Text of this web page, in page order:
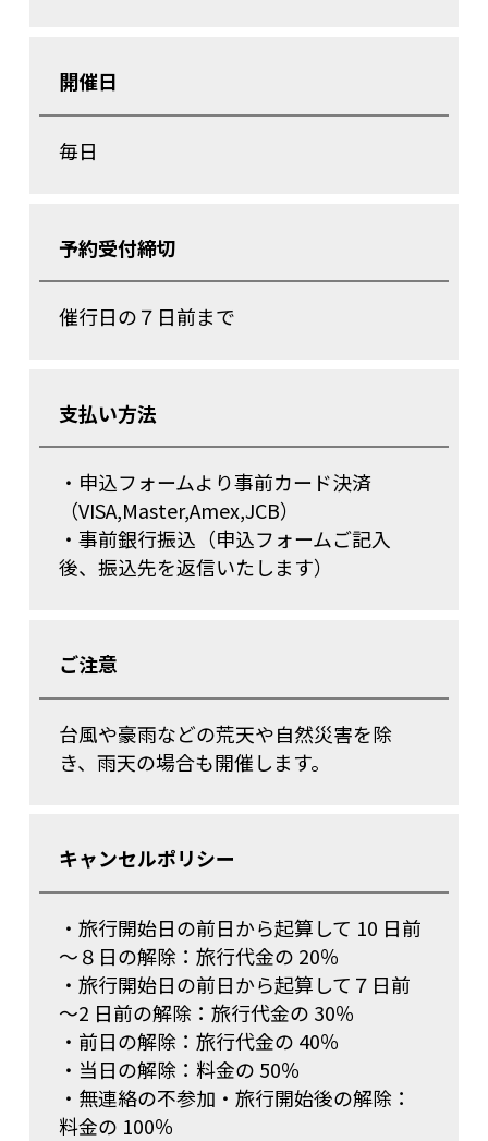
開催日
毎日
予約受付締切
催行日の７日前まで
支払い方法
・申込フォームより事前カード決済
（VISA,Master,Amex,JCB）
・事前銀行振込（申込フォームご記入
後、振込先を返信いたします）
ご注意
台風や豪雨などの荒天や自然災害を除
き、雨天の場合も開催します。
キャンセルポリシー
・旅行開始日の前日から起算して 10 日前
～８日の解除：旅行代金の 20％
・旅行開始日の前日から起算して７日前
～2 日前の解除：旅行代金の 30％
・前日の解除：旅行代金の 40％
・当日の解除：料金の 50％
・無連絡の不参加・旅行開始後の解除：
料金の 100％